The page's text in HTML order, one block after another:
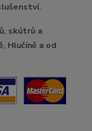
skútrů a
Hlučíně a od